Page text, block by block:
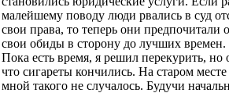
малейшему поводу люди рвались в суд
свои права, то теперь они предпочитали
свои обиды в сторону до лучших времен.
Пока есть время, я решил перекурить, но
что сигареты кончились. На старом
мной такого не случалось. Будучи